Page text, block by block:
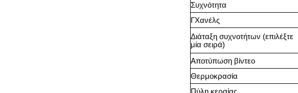
Συχνότητα
ΓΧανέλς
Διάταξη συχνοτήτων (επιλέξτε
μία σειρά)
Αποτύπωση βίντεο
Θερμοκρασία